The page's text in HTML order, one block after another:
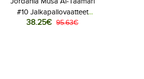
#10 Jalkapallovaatteet
Vieraspaita MM-kisat 2026
38.25€ 95.63€